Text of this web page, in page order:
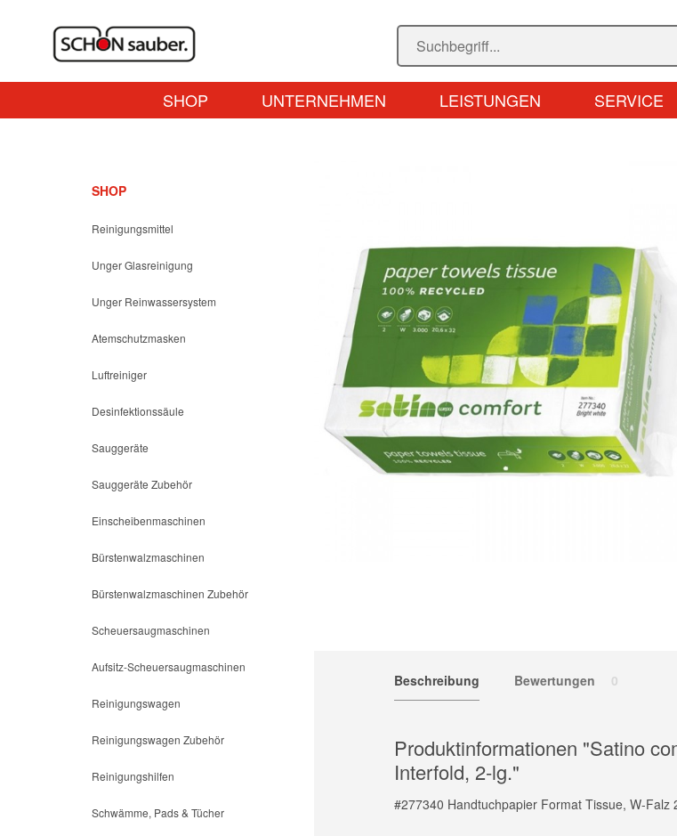
SHOP UNTERNEHMEN LEISTUNGEN SERVICE
SHOP
Reinigungsmittel
Unger Glasreinigung
Unger Reinwassersystem
Atemschutzmasken
Luftreiniger
Desinfektionssäule
Sauggeräte
Sauggeräte Zubehör
Einscheibenmaschinen
Bürstenwalzmaschinen
Bürstenwalzmaschinen Zubehör
Scheuersaugmaschinen
Aufsitz-Scheuersaugmaschinen
Reinigungswagen
Reinigungswagen Zubehör
Reinigungshilfen
Schwämme, Pads & Tücher
Beschreibung Bewertungen 0
Produktinformationen "Satino
Interfold, 2-lg."
#277340 Handtuchpapier Format Tissue, W-Falz